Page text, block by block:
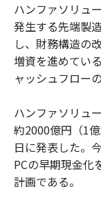
ハンファソリュ
発生する先端製
し、財務構造の
増資を進めてい
ャッシュフロー
ハンファソリュ
約2000億円（1
日に発表した。
PCの早期現金化
計画である。